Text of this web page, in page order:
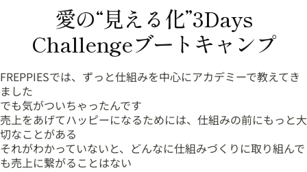
愛の“見える化”3Days
Challengeブートキャンプ
FREPPIESでは、ずっと仕組みを中心にアカデミーで教えてき
ました
でも気がついちゃったんです
売上をあげてハッピーになるためには、仕組みの前にもっと大
切なことがある
それがわかっていないと、どんなに仕組みづくりに取り組んで
も売上に繋がることはない